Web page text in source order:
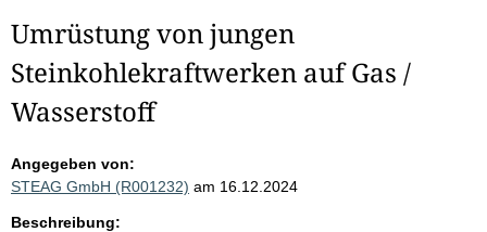
Umrüstung von jungen
Steinkohlekraftwerken auf Gas /
Wasserstoff
Angegeben von:
STEAG GmbH (R001232) am 16.12.2024
Beschreibung: